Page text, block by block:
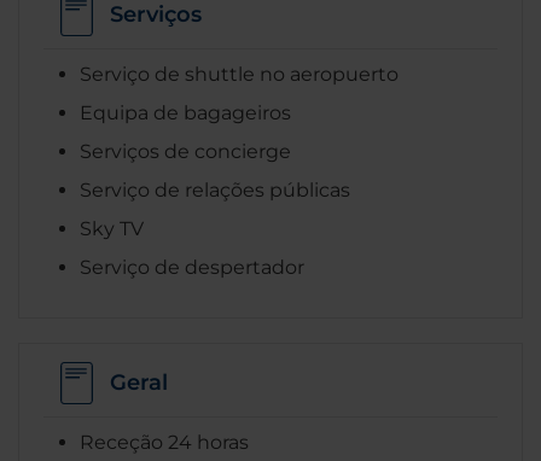
Serviços
Serviço de shuttle no aeropuerto
Equipa de bagageiros
Serviços de concierge
Serviço de relações públicas
Sky TV
Serviço de despertador
Geral
Receção 24 horas